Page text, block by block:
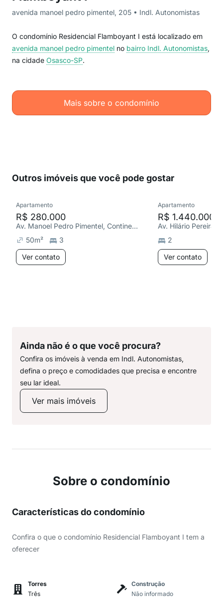
avenida manoel pedro pimentel, 205 • Indl. Autonomistas
O condomínio Residencial Flamboyant I está localizado em
avenida manoel pedro pimentel no bairro Indl. Autonomistas,
na cidade Osasco-SP.
Mais sobre o condomínio
Outros imóveis que você pode gostar
Apartamento
R$ 280.000
Av. Manoel Pedro Pimentel, Continental
50m²
3
Ver contato
Apartamento
R$ 1.440.000
Av. Hilário Pereira
2
Ver contato
Ainda não é o que você procura?
Confira os imóveis à venda em Indl. Autonomistas,
defina o preço e comodidades que precisa e encontre
seu lar ideal.
Ver mais imóveis
Sobre o condomínio
Características do condomínio
Confira o que o condomínio Residencial Flamboyant I tem a
oferecer
Torres
Três
Construção
Não informado